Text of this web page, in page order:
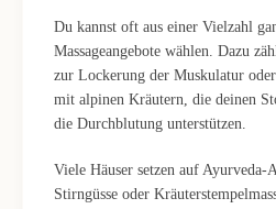
Du kannst oft aus einer Vielzahl
Massageangebote wählen. Dazu
zur Lockerung der Muskulatur
mit alpinen Kräutern, die deinen
die Durchblutung unterstützen.
Viele Häuser setzen auf Ayurveda-
Stirngüsse oder